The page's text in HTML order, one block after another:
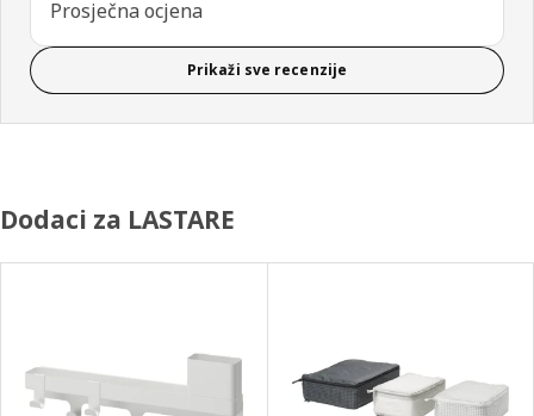
Prosječna ocjena
Prikaži sve recenzije
Dodaci za LASTARE